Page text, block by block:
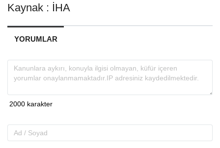
Kaynak : İHA
YORUMLAR